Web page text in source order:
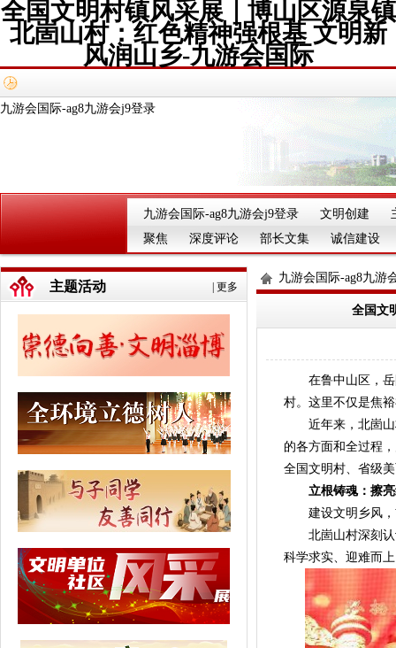
全国文明村镇风采展｜博山区源泉镇
北崮山村：红色精神强根基 文明新
风润山乡-九游会国际
九游会国际-ag8九游会j9登录
九游会国际-ag8九游会j9登录 文明创建
聚焦
深度评论 部长文集 诚信建设
更多
主题活动
九游会国际-ag8九游
全国文
在鲁中山区，岳
村。这里不仅是焦
近年来，北崮山
的各方面和全过程
全国文明村、省级
立根铸魂：擦
建设文明乡风，
北崮山村深刻认
科学求实、迎难而